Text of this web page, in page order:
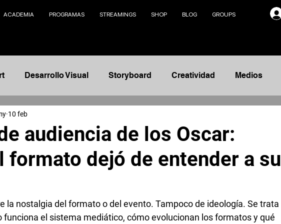
ACADEMIA PROGRAMAS STREAMINGS SHOP BLOG GROUPS
Desarrollo Visual Storyboard Creatividad Medios
Animación
Ilustración Fundamentos Concept Design
audiencia de los Oscar:
formato dejó de entender a su
10 feb
la nostalgia del formato o del evento. Tampoco de ideología. Se trata
funciona el sistema mediático, cómo evolucionan los formatos y qué